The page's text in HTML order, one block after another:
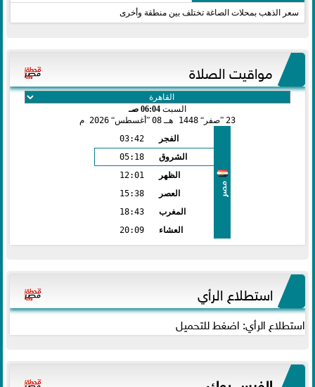
سعر الذهب بمحلات الصاغة تختلف بين منطقة وأخرى
مواقيت الصلاة
السبت 06:04 صـ
23
صفر 1448 هـ 08 أغسطس 2026 م
مصر
الفجر
03:42
الشروق
05:18
الظهر
12:01
العصر
15:38
المغرب
18:43
العشاء
20:09
استطلاع الرأي
استطلاع الرأي: اضغط للتحميل